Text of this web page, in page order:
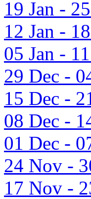
19 Jan -
12 Jan -
05 Jan -
29 Dec -
15 Dec -
08 Dec -
01 Dec -
24 Nov -
17 Nov -